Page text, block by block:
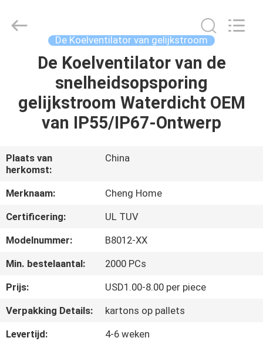
PRODUCTEN
SHOW
ONGEVEER
ONS
KWALITEITSCONTROLE
CONTACTEER
Electronics
Co.,Ltd.
De Koelventilator van gelijkstroom
De Koelventilator van de
snelheidsopsporing
gelijkstroom Waterdicht OEM
van IP55/IP67-Ontwerp
Plaats van
herkomst:
China
Merknaam:
Cheng Home
Certificering:
UL TUV
Modelnummer:
B8012-XX
Min. bestelaantal:
2000 PCs
Prijs:
USD1.00-8.00 per piece
Verpakking Details:
kartons op pallets
Levertijd:
4-6 weken